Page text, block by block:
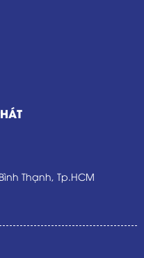
Thạnh, Tp.HCM